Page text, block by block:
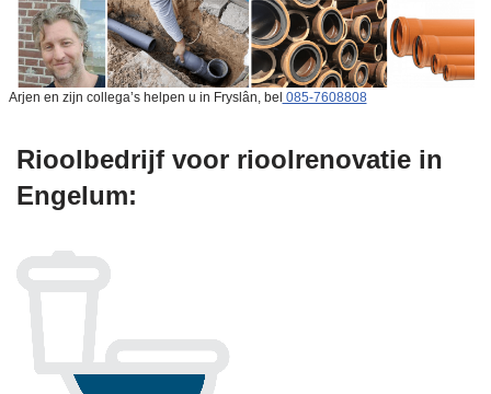
Arjen en zijn collega’s helpen u in Fryslân, bel 085-7608808
Rioolbedrijf voor rioolrenovatie in
Engelum: